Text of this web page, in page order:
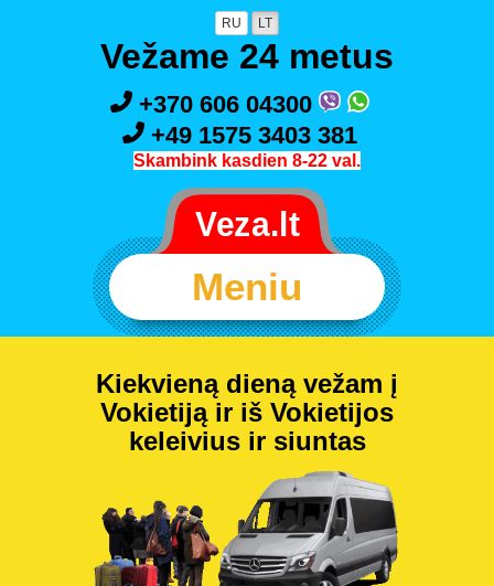
RU LT
Vežame 24 metus
+370 606 04300
+49 1575 3403 381
Skambink kasdien 8-22 val.
Meniu
Kiekvieną dieną vežam į
Vokietiją ir iš Vokietijos
keleivius ir siuntas